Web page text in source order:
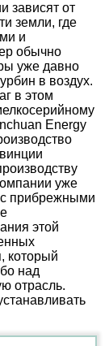
зависят от
земли, где
и
обычно
уже давно
в воздух.
в этом
Energy
уже
с прибрежными
этой
который
над
отрасль.